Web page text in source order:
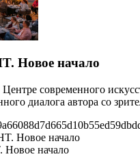
Новое начало
современного
диалога автора
Новое начало